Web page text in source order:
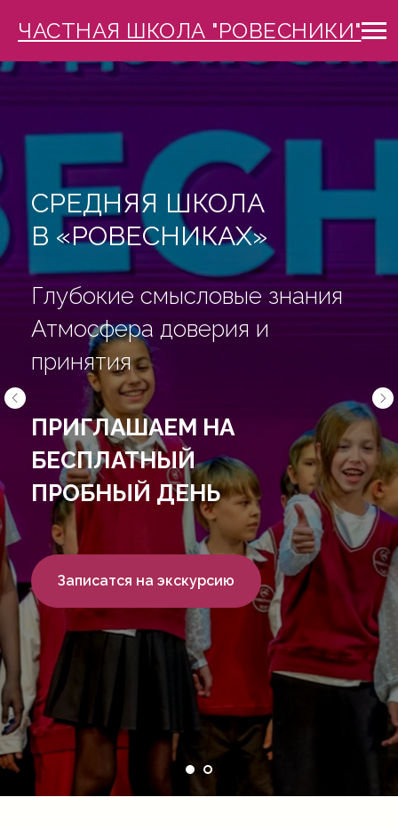
ЧАСТНАЯ ШКОЛА "РОВЕСНИКИ"
СРЕДНЯЯ ШКОЛА
В «РОВЕСНИКАХ»
Быть собой
В «Ровесниках» дети не
боятся
ошибаться, пробовать,
создавать.
Записаться на экскурсию